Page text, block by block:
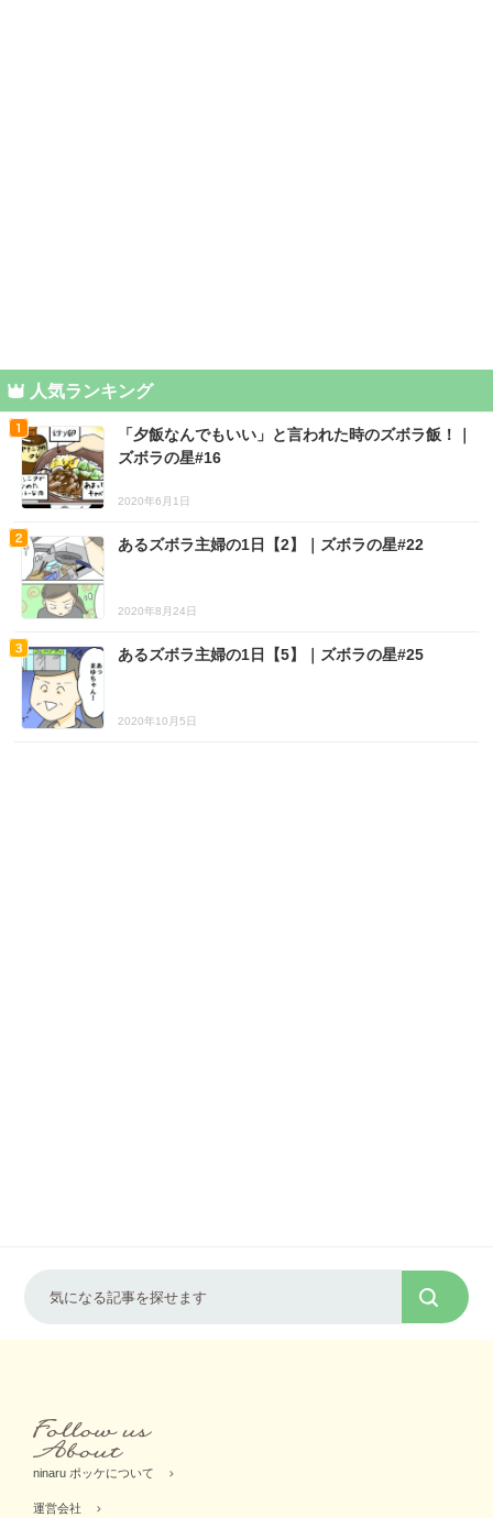
人気ランキング
「夕飯なんでもいい」と言われた時のズボラ飯！｜
ズボラの星#16
2020年6月1日
あるズボラ主婦の1日【2】｜ズボラの星#22
2020年8月24日
あるズボラ主婦の1日【5】｜ズボラの星#25
2020年10月5日
ninaru ポッケについて
運営会社